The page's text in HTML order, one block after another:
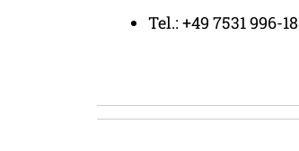
Tel.: +49 7531 996-